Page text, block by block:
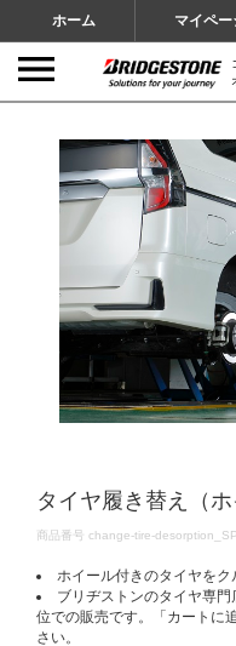
ホーム マイペー
タイヤ履き替え（
DETAILS
商品番号 change-tire-
ホイール付きのタイヤをク
ブリヂストンのタイヤ専
位での販売です。「カートに
さい。